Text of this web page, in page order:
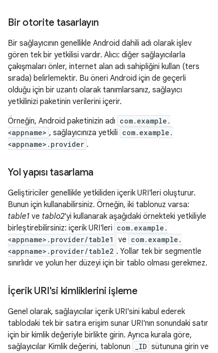
Bir otorite tasarlayın
Bir sağlayıcının genellikle Android dahili adı olarak işlev
gören tek bir yetkilisi vardır. Alıcı: diğer sağlayıcılarla
çakışmaları önler, internet alan adı sahipliğini kullan (ters
sırada) belirlemektir. Bu öneri Android için de geçerli
olduğu için bir uzantı olarak tanımlarsanız, sağlayıcı
yetkilinizi paketinin verilerini içerir.
Örneğin, Android paketinizin adı com.example.
<appname> , sağlayıcınıza yetkili com.example.
<appname>.provider .
Yol yapısı tasarlama
Geliştiriciler genellikle yetkiliden içerik URI'leri oluşturur.
Bunun için kullanabilirsiniz. Örneğin, iki tablonuz varsa:
table1 ve tablo2'yi kullanarak aşağıdaki örnekteki yetkiliyle
birleştirebilirsiniz: içerik URI'leri com.example.
<appname>.provider/table1
ve com.example.
<appname>.provider/table2 . Yollar tek bir segmentle
sınırlıdır ve yolun her düzeyi için bir tablo olması gerekmez.
İçerik URI'si kimliklerini işleme
Genel olarak, sağlayıcılar içerik URI'sini kabul ederek
tablodaki tek bir satıra erişim sunar URI'nın sonundaki satır
için bir kimlik değeriyle birlikte girin. Ayrıca kurala göre,
sağlayıcılar Kimlik değerini, tablonun
_ID sütununa girin ve